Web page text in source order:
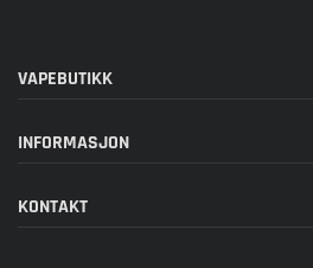
KURVE- OG
VIA EN0,96" TFT-
STABIL KRAFTUTGANG
VAPEBUTIKK
INFORMASJON
KONTAKT